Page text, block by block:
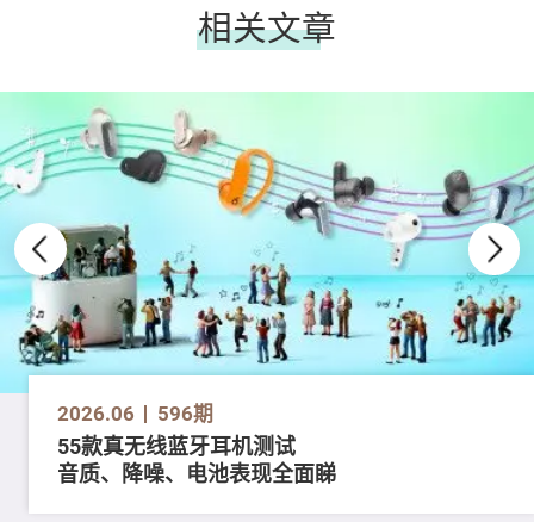
相关文章
2026.06 596期
55款真无线蓝牙耳机测试
音质、降噪、电池表现全面睇